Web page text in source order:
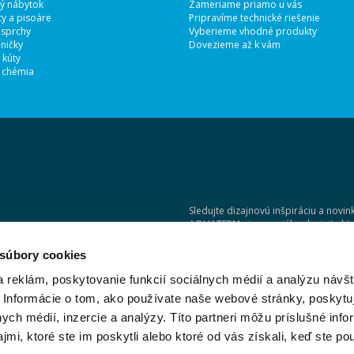
cookies
reklám, poskytovanie funkcií sociálnych médií a analýzu
o tom, ako používate naše webové stránky,
médií, inzercie a analýzy. Títo partneri môžu príslušné
ktoré ste im poskytli alebo ktoré od vás získali, keď ste
nábytok
a pisoáre
kúty
Zameriame priamo u vás
Pripravíme technické riešenie
Vyberieme vhodné produkty
Dovezieme až k vám
Sledujte dizajnovú inšpiráciu a
AQUATERM aj na sociálnych sieťach!
ČI DIZAJNÉR?